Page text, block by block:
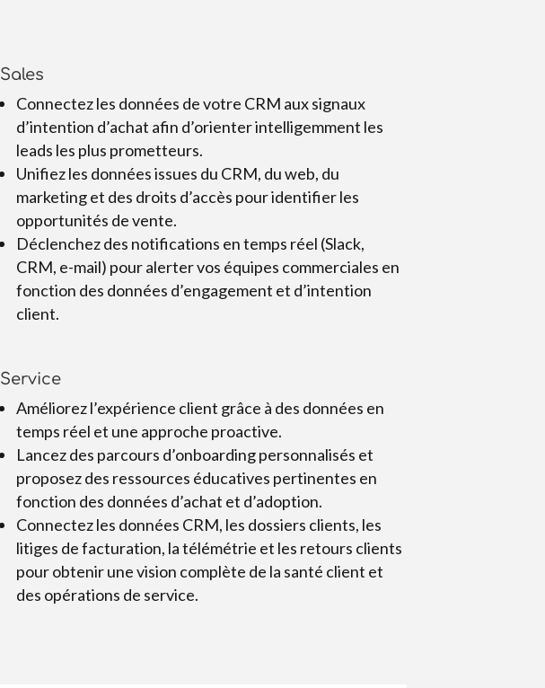
Sales
Connectez les données de votre CRM aux signaux
d’intention d’achat afin d’orienter intelligemment les
leads les plus prometteurs.
Unifiez les données issues du CRM, du web, du
marketing et des droits d’accès pour identifier les
opportunités de vente.
Déclenchez des notifications en temps réel (Slack,
CRM, e-mail) pour alerter vos équipes commerciales en
fonction des données d’engagement et d’intention
client.
Service
Améliorez l’expérience client grâce à des données en
temps réel et une approche proactive.
Lancez des parcours d’onboarding personnalisés et
proposez des ressources éducatives pertinentes en
fonction des données d’achat et d’adoption.
Connectez les données CRM, les dossiers clients, les
litiges de facturation, la télémétrie et les retours clients
pour obtenir une vision complète de la santé client et
des opérations de service.